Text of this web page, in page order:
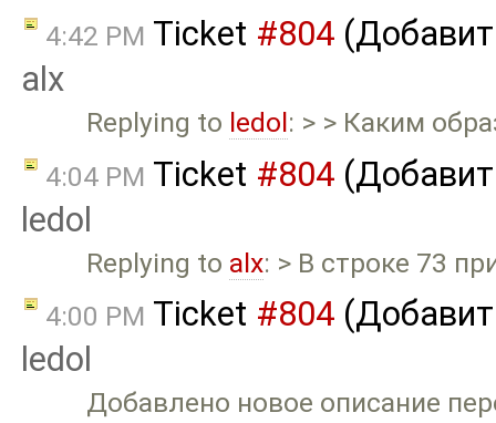
4:42 PM Ticket #804
alx
Replying to ledol: > > Каким
4:04 PM Ticket #804
ledol
Replying to alx: > В строке 73
4:00 PM Ticket #804
ledol
Добавлено новое описание